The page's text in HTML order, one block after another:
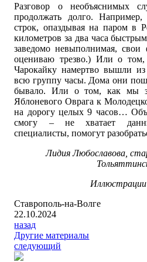
Разговор о необъяснимых
продолжать долго.
строк, опаздывая на паром в
километров за два часа
заведомо невыполнимая, свои
оцениваю трезво.) Или о
Чарокайку намертво вышли
всю группу часы. Дома они
бывало. Или о том, как мы
Яблоневого Оврага к
на дорогу целых 9 часов…
смогу – не хватает
специалисты, помогут
Лидия Любославова,
Ставрополь-на-Волге
22.10.2024
назад
Другие материалы
следующий